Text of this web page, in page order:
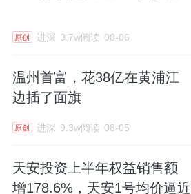
原创 进深 3.7w阅读 08-06
温州首富，花38亿在黄浦江
边插了面旗
原创 进深 9.3w阅读 08-05
天安投资上半年权益销售额
增178.6%，天安1号均价逼近